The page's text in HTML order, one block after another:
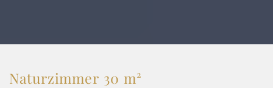
Naturzimmer 30 m²